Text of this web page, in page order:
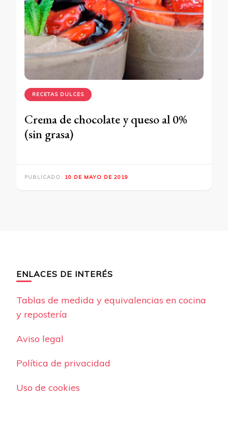
RECETAS DULCES
Crema de chocolate y queso al 0%
(sin grasa)
PUBLICADO: 10 DE MAYO DE 2019
ENLACES DE INTERÉS
Tablas de medida y equivalencias en cocina
y repostería
Aviso legal
Política de privacidad
Uso de cookies